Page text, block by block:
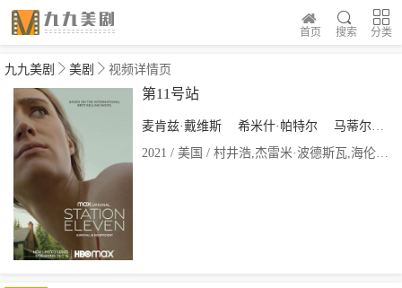
分类
搜索
首页
九九美剧 美剧 视频详情页
第11号站
麦肯兹·戴维斯 希米什·帕特尔
马蒂尔达·劳勒
2021 / 美国 / 村井浩,杰雷米·波德斯瓦,海伦·谢费,露西·彻尼亚克